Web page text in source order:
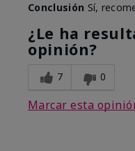
Conclusión Sí,
¿Le ha
opinión?
7 0
Marcar esta